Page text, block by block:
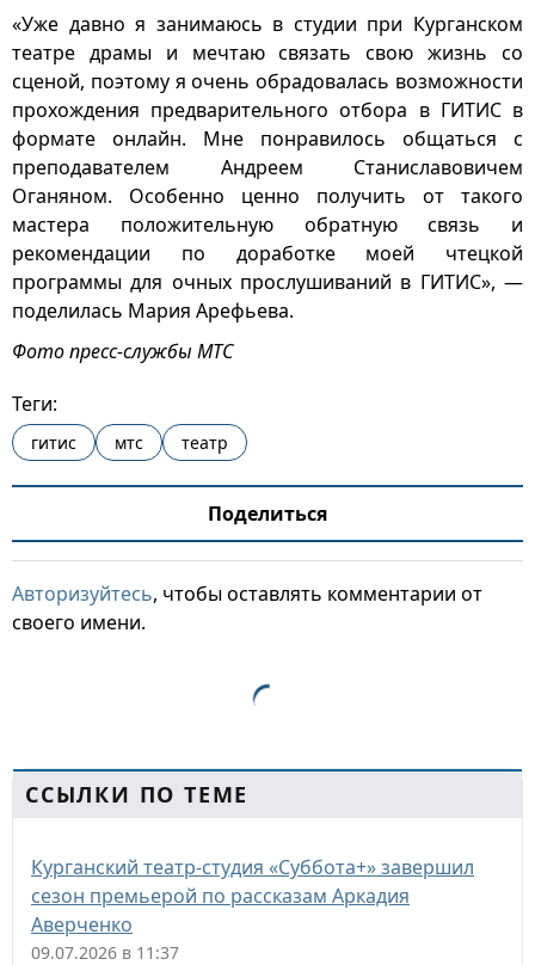
«Уже давно я занимаюсь в студии при Курганском
театре драмы и мечтаю связать свою жизнь со
сценой, поэтому я очень обрадовалась возможности
прохождения предварительного отбора в ГИТИС в
формате онлайн. Мне понравилось общаться с
преподавателем Андреем Станиславовичем
Оганяном. Особенно ценно получить от такого
мастера положительную обратную связь и
рекомендации по доработке моей чтецкой
программы для очных прослушиваний в ГИТИС», —
поделилась Мария Арефьева.
Фото пресс-службы МТС
Теги:
гитис мтс театр
Поделиться
Авторизуйтесь, чтобы оставлять комментарии от
своего имени.
ССЫЛКИ ПО ТЕМЕ
Курганский театр-студия «Суббота+» завершил
сезон премьерой по рассказам Аркадия
Аверченко
09.07.2026 в 11:37